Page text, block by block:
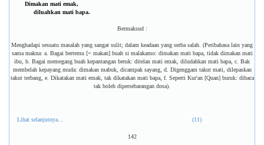
Dimakan mati emak,
diluahkan mati bapa.
Bermaksud :
Menghadapi sesuatu masalah yang sangat sulit; dalam keadaan yang serba salah. (Peribahasa lain yang
sama makna: a. Bagai bertemu [= makan] buah si malakamo: dimakan mati bapa, tidak dimakan mati
ibu, b. Bagai memegang buah kepantangan beruk: ditelan mati emak, diludahkan mati bapa, c. Bak
membelah kepayang muda: dimakan mabuk, dicampak sayang, d. Digenggam takut mati, dilepaskan
takut terbang, e. Dikatakan mati emak, tak dikatakan mati bapa, f. Seperti Kur'an [Quan] buruk: dibaca
tak boleh dipersebarangan dosa).
Lihat selanjutnya... (11)
142